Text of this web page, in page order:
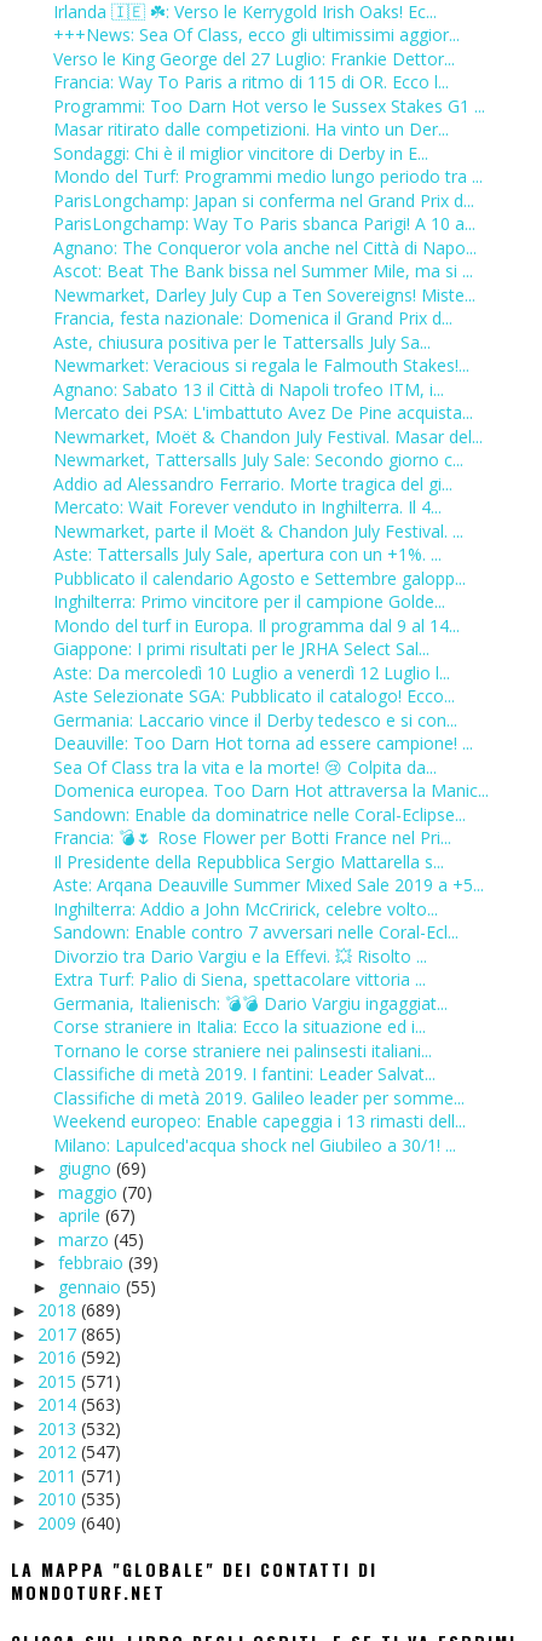
Irlanda 🇮🇪 ☘️: Verso le Kerrygold Irish Oaks! Ec...
+++News: Sea Of Class, ecco gli ultimissimi aggior...
Verso le King George del 27 Luglio: Frankie Dettor...
Francia: Way To Paris a ritmo di 115 di OR. Ecco l...
Programmi: Too Darn Hot verso le Sussex Stakes G1 ...
Masar ritirato dalle competizioni. Ha vinto un Der...
Sondaggi: Chi è il miglior vincitore di Derby in E...
Mondo del Turf: Programmi medio lungo periodo tra ...
ParisLongchamp: Japan si conferma nel Grand Prix d...
ParisLongchamp: Way To Paris sbanca Parigi! A 10 a...
Agnano: The Conqueror vola anche nel Città di Napo...
Ascot: Beat The Bank bissa nel Summer Mile, ma si ...
Newmarket, Darley July Cup a Ten Sovereigns! Miste...
Francia, festa nazionale: Domenica il Grand Prix d...
Aste, chiusura positiva per le Tattersalls July Sa...
Newmarket: Veracious si regala le Falmouth Stakes!...
Agnano: Sabato 13 il Città di Napoli trofeo ITM, i...
Mercato dei PSA: L'imbattuto Avez De Pine acquista...
Newmarket, Moët & Chandon July Festival. Masar del...
Newmarket, Tattersalls July Sale: Secondo giorno c...
Addio ad Alessandro Ferrario. Morte tragica del gi...
Mercato: Wait Forever venduto in Inghilterra. Il 4...
Newmarket, parte il Moët & Chandon July Festival. ...
Aste: Tattersalls July Sale, apertura con un +1%. ...
Pubblicato il calendario Agosto e Settembre galopp...
Inghilterra: Primo vincitore per il campione Golde...
Mondo del turf in Europa. Il programma dal 9 al 14...
Giappone: I primi risultati per le JRHA Select Sal...
Aste: Da mercoledì 10 Luglio a venerdì 12 Luglio l...
Aste Selezionate SGA: Pubblicato il catalogo! Ecco...
Germania: Laccario vince il Derby tedesco e si con...
Deauville: Too Darn Hot torna ad essere campione! ...
Sea Of Class tra la vita e la morte! 😢 Colpita da...
Domenica europea. Too Darn Hot attraversa la Manic...
Sandown: Enable da dominatrice nelle Coral-Eclipse...
Francia: 💣🌷 Rose Flower per Botti France nel Pri...
Il Presidente della Repubblica Sergio Mattarella s...
Aste: Arqana Deauville Summer Mixed Sale 2019 a +5...
Inghilterra: Addio a John McCririck, celebre volto...
Sandown: Enable contro 7 avversari nelle Coral-Ecl...
Divorzio tra Dario Vargiu e la Effevi. 💥 Risolto ...
Extra Turf: Palio di Siena, spettacolare vittoria ...
Germania, Italienisch: 💣💣 Dario Vargiu ingaggiat...
Corse straniere in Italia: Ecco la situazione ed i...
Tornano le corse straniere nei palinsesti italiani...
Classifiche di metà 2019. I fantini: Leader Salvat...
Classifiche di metà 2019. Galileo leader per somme...
Weekend europeo: Enable capeggia i 13 rimasti dell...
Milano: Lapulced'acqua shock nel Giubileo a 30/1! ...
► giugno (69)
► maggio (70)
► aprile (67)
► marzo (45)
► febbraio (39)
► gennaio (55)
► 2018 (689)
► 2017 (865)
► 2016 (592)
► 2015 (571)
► 2014 (563)
► 2013 (532)
► 2012 (547)
► 2011 (571)
► 2010 (535)
► 2009 (640)
LA MAPPA "GLOBALE" DEI CONTATTI DI
MONDOTURF.NET